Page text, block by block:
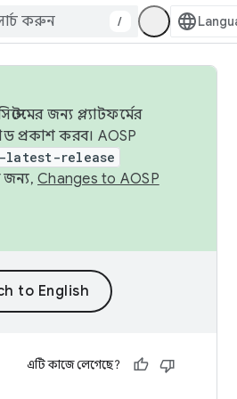
/
জন্য প্ল্যাটফর্মের
প্রকাশ করব। AOSP
latest-release
জন্য, Changes to AOSP
এটি কাজে লেগেছে?